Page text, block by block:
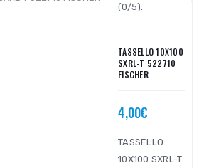
(0/5):
TASSELLO 10X100
SXRL-T 522710
FISCHER
4,00€
TASSELLO
10X100 SXRL-T